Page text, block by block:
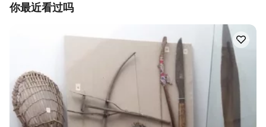
你最近看过吗